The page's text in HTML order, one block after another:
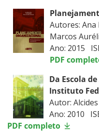
Autores: Ana
Marcos
Ano: 2015
PDF
Da Escola
Instituto
Autor:
Ano: 2010
PDF completo